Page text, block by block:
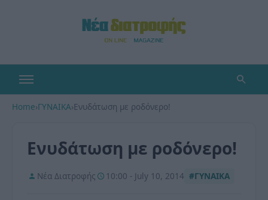
Home›ΓΥΝΑΙΚΑ›Ενυδάτωση με ροδόνερο!
Ενυδάτωση με ροδόνερο!
Νέα Διατροφής 10:00 - July 10, 2014 #ΓΥΝΑΙΚΑ